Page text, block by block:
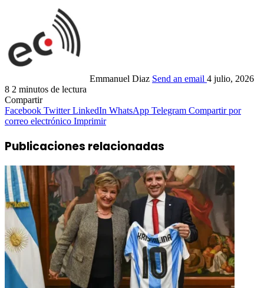
Emmanuel Diaz Send an email 4 julio, 2026
8 2 minutos de lectura
Compartir
Facebook Twitter LinkedIn WhatsApp Telegram Compartir por
correo electrónico Imprimir
Publicaciones relacionadas